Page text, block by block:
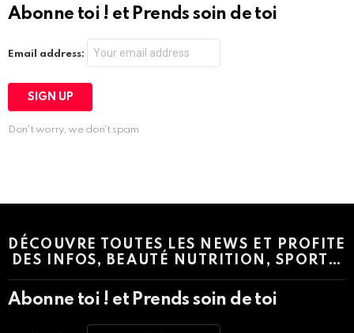
Abonne toi ! et Prends soin de toi
Email address:
Don't worry, we don't spam
DÉCOUVRE TOUTES LES NEWS ET PROFITE
DES INFOS, BEAUTÉ NUTRITION, SPORT…
Abonne toi ! et Prends soin de toi